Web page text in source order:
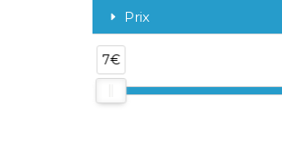
Prix
7€